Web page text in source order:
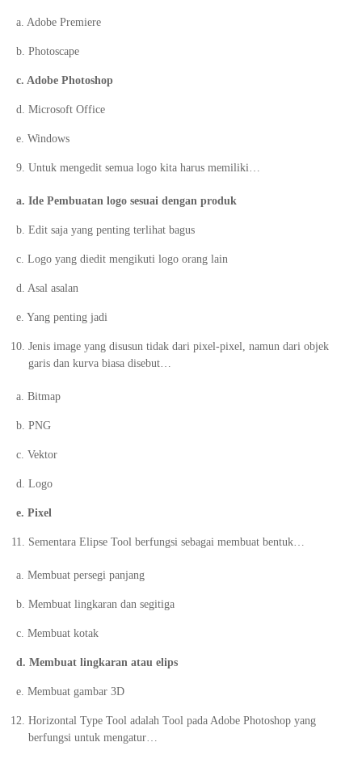
a. Adobe Premiere
b. Photoscape
c. Adobe Photoshop
d. Microsoft Office
e. Windows
Untuk mengedit semua logo kita harus memiliki…
a. Ide Pembuatan logo sesuai dengan produk
b. Edit saja yang penting terlihat bagus
c. Logo yang diedit mengikuti logo orang lain
d. Asal asalan
e. Yang penting jadi
Jenis image yang disusun tidak dari pixel-pixel, namun dari objek
garis dan kurva biasa disebut…
a. Bitmap
b. PNG
c. Vektor
d. Logo
e. Pixel
Sementara Elipse Tool berfungsi sebagai membuat bentuk…
a. Membuat persegi panjang
b. Membuat lingkaran dan segitiga
c. Membuat kotak
d. Membuat lingkaran atau elips
e. Membuat gambar 3D
Horizontal Type Tool adalah Tool pada Adobe Photoshop yang
berfungsi untuk mengatur…